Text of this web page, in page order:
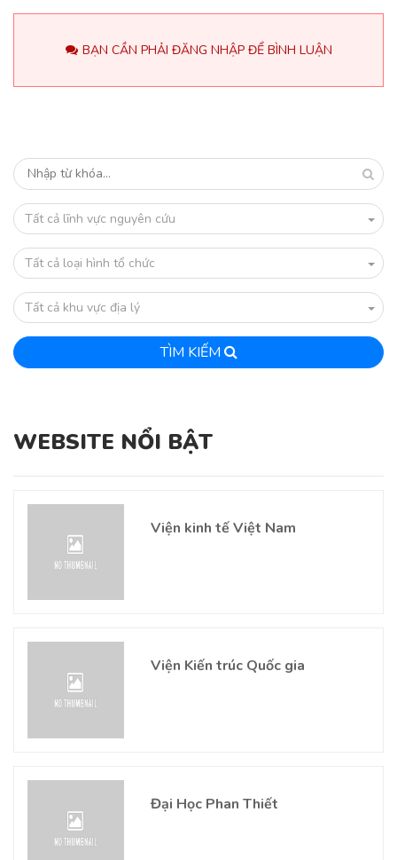
BẠN CẦN PHẢI ĐĂNG NHẬP ĐỂ BÌNH LUẬN
Tất cả lĩnh vực nguyên cứu
Tất cả loại hình tổ chức
Tất cả khu vực địa lý
TÌM KIẾM
WEBSITE NỔI BẬT
Viện kinh tế Việt Nam
Viện Kiến trúc Quốc gia
Đại Học Phan Thiết